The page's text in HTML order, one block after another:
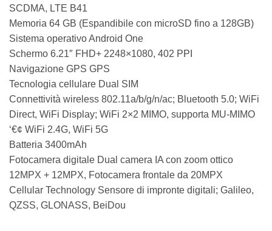
SCDMA, LTE B41
Memoria 64 GB (Espandibile con microSD fino a 128GB)
Sistema operativo Android One
Schermo 6.21″ FHD+ 2248×1080, 402 PPI
Navigazione GPS GPS
Tecnologia cellulare Dual SIM
Connettività wireless 802.11a/b/g/n/ac; Bluetooth 5.0; WiFi
Direct, WiFi Display; WiFi 2×2 MIMO, supporta MU-MIMO
‘€¢ WiFi 2.4G, WiFi 5G
Batteria 3400mAh
Fotocamera digitale Dual camera IA con zoom ottico
12MPX + 12MPX, Fotocamera frontale da 20MPX
Cellular Technology Sensore di impronte digitali; Galileo,
QZSS, GLONASS, BeiDou